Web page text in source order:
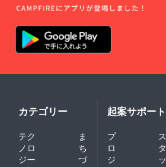
カテゴリー
テク
ノロ
ジー
ま
ち
づ
起案サポート
プ
ロ
ジ
ス
タ
ッ